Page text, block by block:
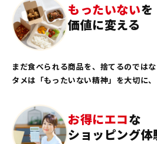
もったいないを
価値に変える
まだ食べられる商品を、捨てるのでは
タメは「もったいない精神」を大切に、
お得にエコな
ショッピング体